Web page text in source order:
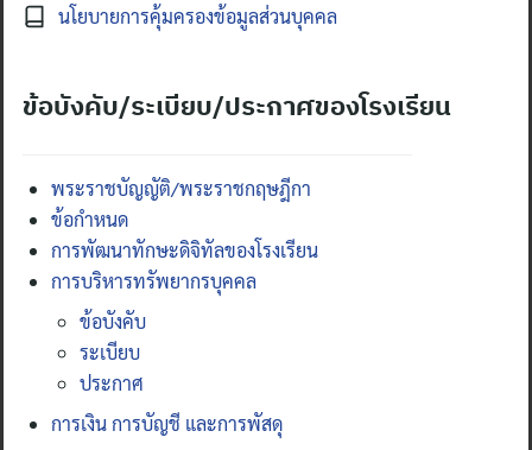
นโยบายการคุ้มครองข้อมูลส่วนบุคคล
ข้อบังคับ/ระเบียบ/ประกาศของโรงเรียน
พระราชบัญญัติ/พระราชกฤษฎีกา
ข้อกำหนด
การพัฒนาทักษะดิจิทัลของโรงเรียน
การบริหารทรัพยากรบุคคล
ข้อบังคับ
ระเบียบ
ประกาศ
การเงิน การบัญชี และการพัสดุ